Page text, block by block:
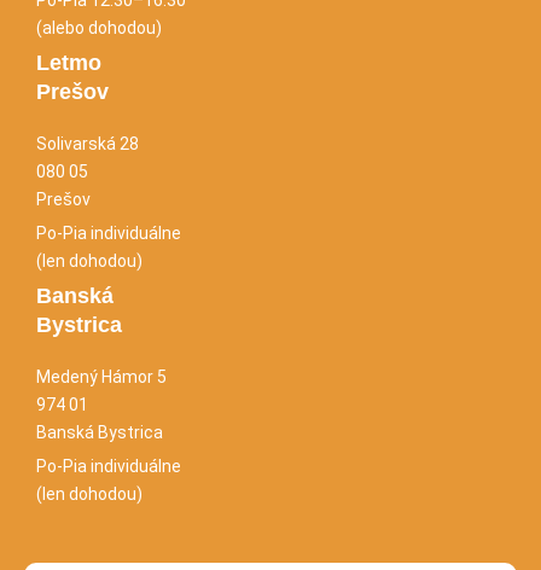
(alebo dohodou)
Letmo
Prešov
Solivarská 28
080 05
Prešov
Po-Pia individuálne
(len dohodou)
Banská
Bystrica
Medený Hámor 5
974 01
Banská Bystrica
Po-Pia individuálne
(len dohodou)